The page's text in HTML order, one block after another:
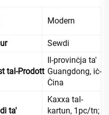
Modern
Sewdi
tal-Prodott
Il-provinċja ta'
Guangdong, iċ-
Ċina
ta'
Kaxxa tal-
kartun, 1pc/tn;